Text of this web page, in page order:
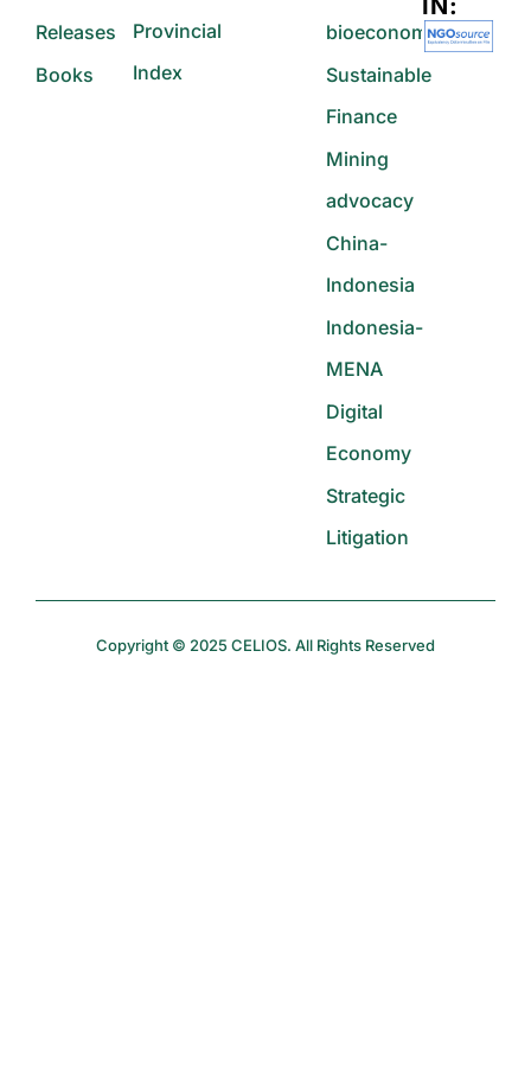
Releases
Books
Provincial
Index
bioeconomy
Sustainable
Finance
Mining
advocacy
China-
Indonesia
Indonesia-
MENA
Digital
Economy
Strategic
Litigation
IN:
Copyright © 2025 CELIOS. All Rights Reserved